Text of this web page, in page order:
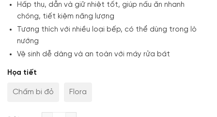
Hấp thụ, dẫn và giữ nhiệt tốt, giúp nấu ăn nhanh
chóng, tiết kiệm năng lượng
Tương thích với nhiều loại bếp, có thể dùng trong lò
nướng
Vệ sinh dễ dàng và an toàn với máy rửa bát
Họa tiết
Chấm bi đỏ Flora